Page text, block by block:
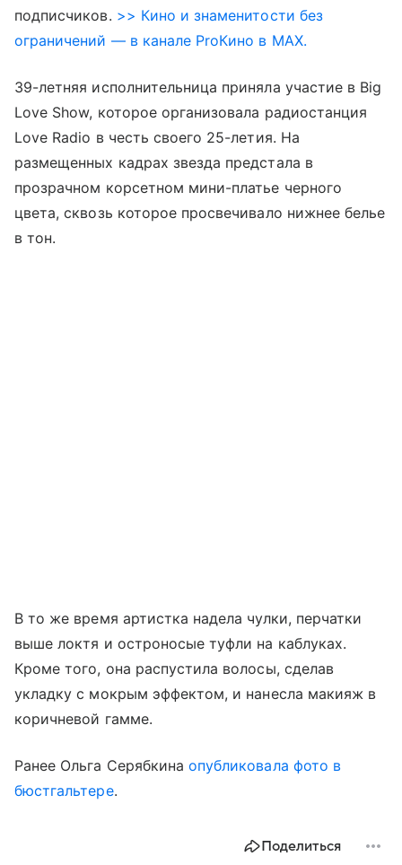
подписчиков. >> Кино и знаменитости без
ограничений — в канале ProКино в MAX.
39-летняя исполнительница приняла участие в Big
Love Show, которое организовала радиостанция
Love Radio в честь своего 25-летия. На
размещенных кадрах звезда предстала в
прозрачном корсетном мини-платье черного
цвета, сквозь которое просвечивало нижнее белье
в тон.
В то же время артистка надела чулки, перчатки
выше локтя и остроносые туфли на каблуках.
Кроме того, она распустила волосы, сделав
укладку с мокрым эффектом, и нанесла макияж в
коричневой гамме.
Ранее Ольга Серябкинаопубликовала фото в
бюстгальтере.
Поделиться